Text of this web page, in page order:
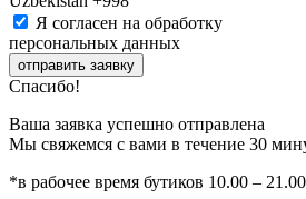
Я согласен на обработку
персональных данных
отправить заявку
Спасибо!
Ваша заявка успешно отправлена
Мы свяжемся с вами в течение 30
*в рабочее время бутиков 10.00 –